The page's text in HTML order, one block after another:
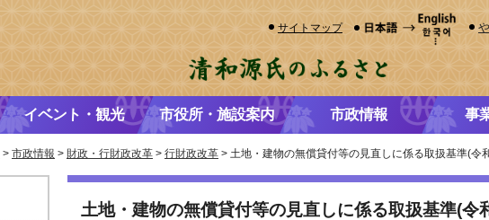
サイトマップ
イベント・観光 市役所・施設案内 市政情報 事
> 市政情報 > 財政・行財政改革 > 行財政改革 > 土地・建物の無償貸付等の見直しに係る取扱基準(令
土地・建物の無償貸付等の見直しに係る取扱基準(令